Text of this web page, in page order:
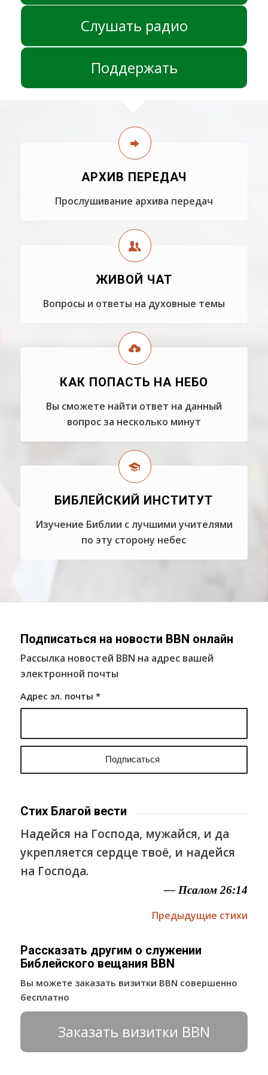
Слушать радио
Поддержать
АРХИВ ПЕРЕДАЧ
Прослушивание архива передач
ЖИВОЙ ЧАТ
Вопросы и ответы на духовные темы
КАК ПОПАСТЬ НА НЕБО
Вы сможете найти ответ на данный
вопрос за несколько минут
БИБЛЕЙСКИЙ ИНСТИТУТ
Изучение Библии с лучшими учителями
по эту сторону небес
Подписаться на новости BBN онлайн
Рассылка новостей BBN на адрес вашей
электронной почты
Адрес эл. почты *
Стих Благой вести
Надейся на Господа, мужайся, и да
укрепляется сердце твоё, и надейся
на Господа.
— Псалом 26:14
Предыдущие стихи
Рассказать другим о служении
Библейского вещания BBN
Вы можете заказать визитки BBN совершенно
бесплатно
Заказать визитки BBN